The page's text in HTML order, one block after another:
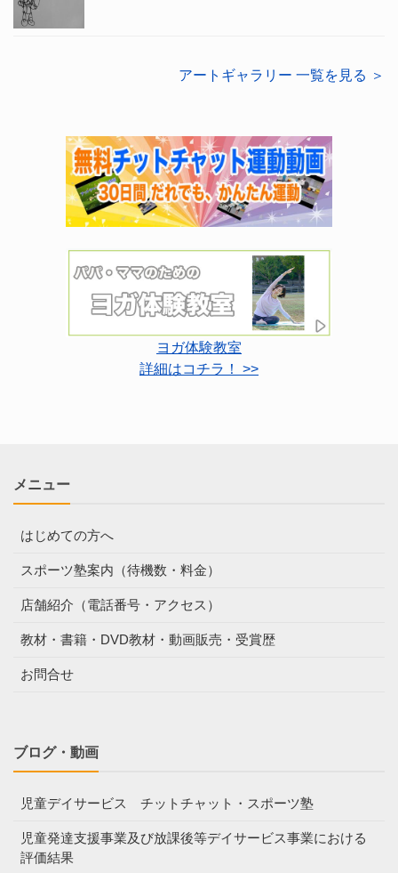
アートギャラリー 一覧を見る ＞
ヨガ体験教室
詳細はコチラ！ >>
メニュー
はじめての方へ
スポーツ塾案内（待機数・料金）
店舗紹介（電話番号・アクセス）
教材・書籍・DVD教材・動画販売・受賞歴
お問合せ
ブログ・動画
児童デイサービス チットチャット・スポーツ塾
児童発達支援事業及び放課後等デイサービス事業における
評価結果